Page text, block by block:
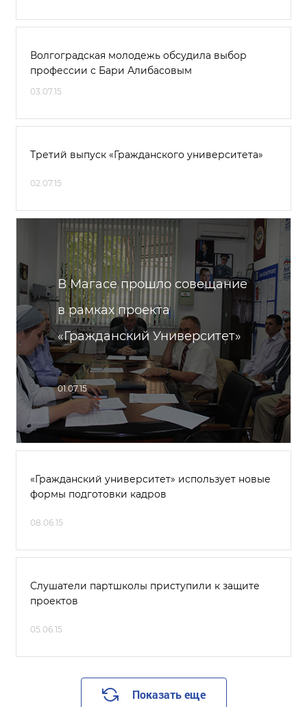
Волгоградская молодежь обсудила выбор
профессии с Бари Алибасовым
03.07.15
Третий выпуск «Гражданского университета»
02.07.15
В Магасе прошло совещание
в рамках проекта
«Гражданский Университет»
01.07.15
«Гражданский университет» использует новые
формы подготовки кадров
08.06.15
Слушатели партшколы приступили к защите
проектов
05.06.15
Показать еще